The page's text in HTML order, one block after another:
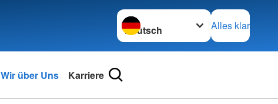
Sprache wechseln zu
Alles klar
Wir über Uns Karriere